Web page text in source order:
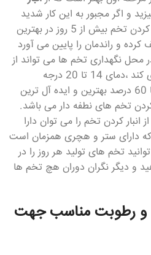
و اگر مجبور به این کار شدید
باید بدانید که نگهداری و انبار کردن تخم بیش از 5 روز در بهترین
و راندمان را پایین می آورد
محل نگهداری تخم ها می تواند از
ضعیف شدن نطفه ها جلوگیری کند ،دمای 14 تا 20 درجه
سانتیگراد و رطوبت بین 45 تا 60 درصد بهترین و ایده آل ترین
تخم های نطفه دار می باشد.
انبار کردن تخم را می توان دارا
دارای ستر و هچری همزمان است
تخم های تولید هر روز را در
و دیگر نگران دوران هچ تخم ها
و رطوبت مناسب جهت